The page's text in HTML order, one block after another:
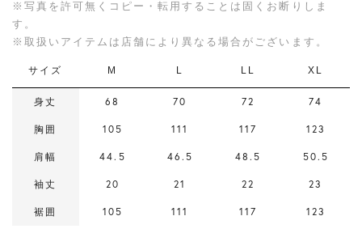
※写真を許可無くコピー・転用することは固くお断りしま
す。
※取扱いアイテムは店舗により異なる場合がございます。
サイズ M L LL XL
身丈 68 70 72 74
胸囲 105 111 117 123
肩幅 44.5 46.5 48.5 50.5
袖丈 20 21 22 23
裾囲 105 111 117 123